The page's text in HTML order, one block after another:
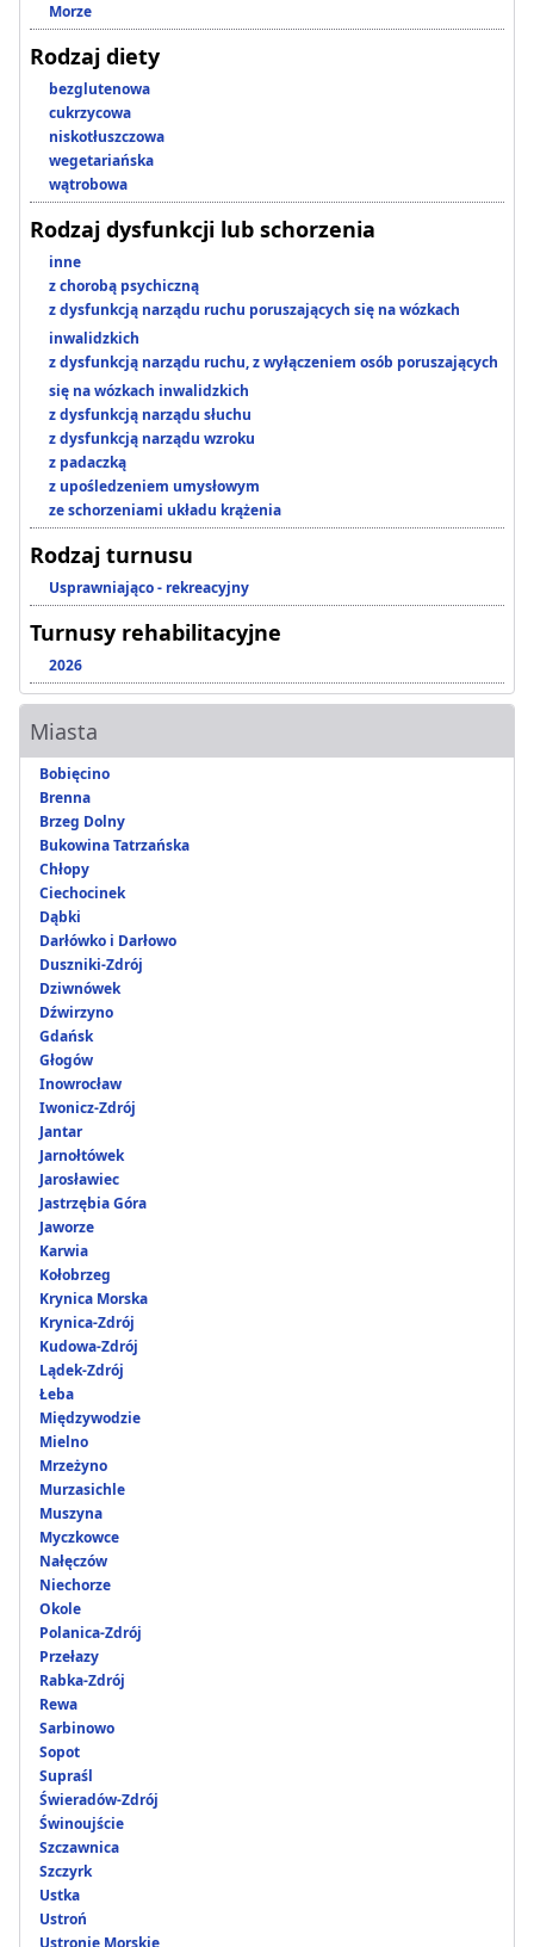
Morze
Rodzaj diety
bezglutenowa
cukrzycowa
niskotłuszczowa
wegetariańska
wątrobowa
Rodzaj dysfunkcji lub schorzenia
inne
z chorobą psychiczną
z dysfunkcją narządu ruchu poruszających się na wózkach
inwalidzkich
z dysfunkcją narządu ruchu, z wyłączeniem osób poruszających
się na wózkach inwalidzkich
z dysfunkcją narządu słuchu
z dysfunkcją narządu wzroku
z padaczką
z upośledzeniem umysłowym
ze schorzeniami układu krążenia
Rodzaj turnusu
Usprawniająco - rekreacyjny
Turnusy rehabilitacyjne
2026
Miasta
Bobięcino
Brenna
Brzeg Dolny
Bukowina Tatrzańska
Chłopy
Ciechocinek
Dąbki
Darłówko i Darłowo
Duszniki-Zdrój
Dziwnówek
Dźwirzyno
Gdańsk
Głogów
Inowrocław
Iwonicz-Zdrój
Jantar
Jarnołtówek
Jarosławiec
Jastrzębia Góra
Jaworze
Karwia
Kołobrzeg
Krynica Morska
Krynica-Zdrój
Kudowa-Zdrój
Lądek-Zdrój
Łeba
Międzywodzie
Mielno
Mrzeżyno
Murzasichle
Muszyna
Myczkowce
Nałęczów
Niechorze
Okole
Polanica-Zdrój
Przełazy
Rabka-Zdrój
Rewa
Sarbinowo
Sopot
Supraśl
Świeradów-Zdrój
Świnoujście
Szczawnica
Szczyrk
Ustka
Ustroń